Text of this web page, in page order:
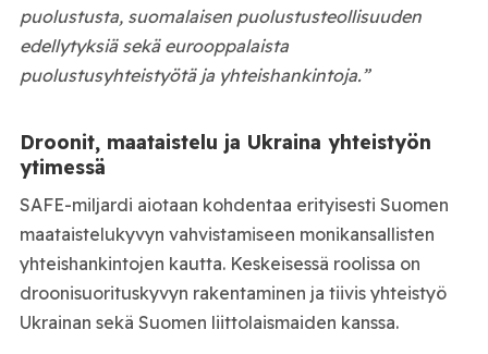
puolustusta, suomalaisen puolustusteollisuuden
edellytyksiä sekä eurooppalaista
puolustusyhteistyötä ja yhteishankintoja.”
Droonit, maataistelu ja Ukraina yhteistyön
ytimessä
SAFE-miljardi aiotaan kohdentaa erityisesti Suomen
maataistelukyvyn vahvistamiseen monikansallisten
yhteishankintojen kautta. Keskeisessä roolissa on
droonisuorituskyvyn rakentaminen ja tiivis yhteistyö
Ukrainan sekä Suomen liittolaismaiden kanssa.